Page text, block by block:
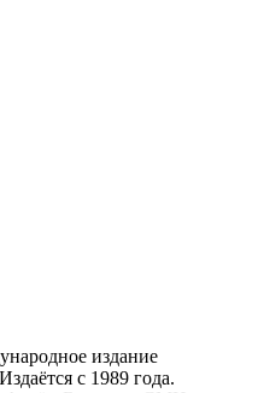
издание
с 1989 года.